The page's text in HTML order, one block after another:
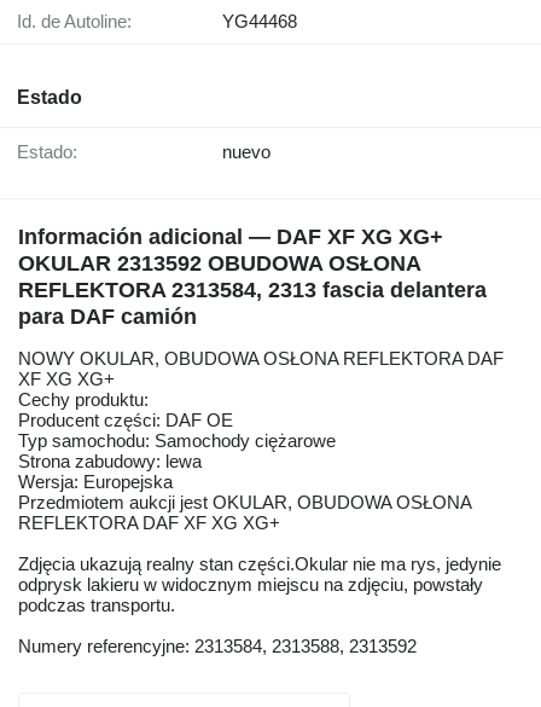
Id. de Autoline: YG44468
Estado
Estado: nuevo
Información adicional — DAF XF XG XG+
OKULAR 2313592 OBUDOWA OSŁONA
REFLEKTORA 2313584, 2313 fascia delantera
para DAF camión
NOWY OKULAR, OBUDOWA OSŁONA REFLEKTORA DAF
XF XG XG+
Cechy produktu:
Producent części: DAF OE
Typ samochodu: Samochody ciężarowe
Strona zabudowy: lewa
Wersja: Europejska
Przedmiotem aukcji jest OKULAR, OBUDOWA OSŁONA
REFLEKTORA DAF XF XG XG+
Zdjęcia ukazują realny stan części.Okular nie ma rys, jedynie
odprysk lakieru w widocznym miejscu na zdjęciu, powstały
podczas transportu.
Numery referencyjne: 2313584, 2313588, 2313592